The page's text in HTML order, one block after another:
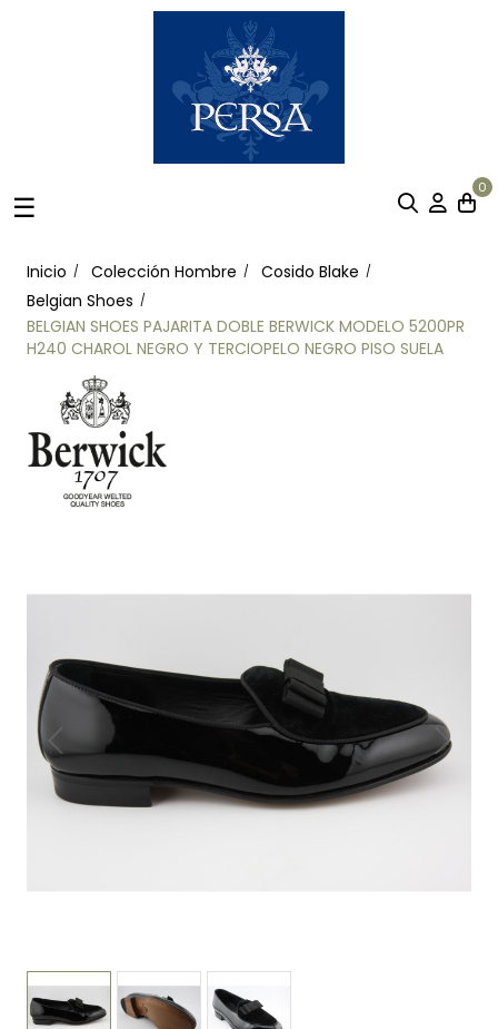
Navegación
palanca
☰
0
Inicio Colección Hombre
Cosido Blake
Belgian Shoes
BELGIAN SHOES PAJARITA DOBLE BERWICK MODELO 5200PR
H240 CHAROL NEGRO Y TERCIOPELO NEGRO PISO SUELA